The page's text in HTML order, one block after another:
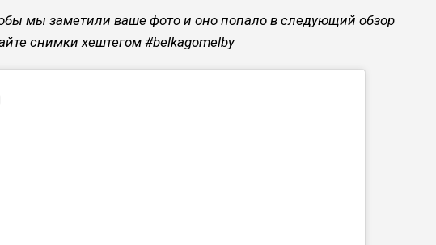
мы заметили ваше фото и оно попало в следующий обзор
снимки хештегом #belkagomelby